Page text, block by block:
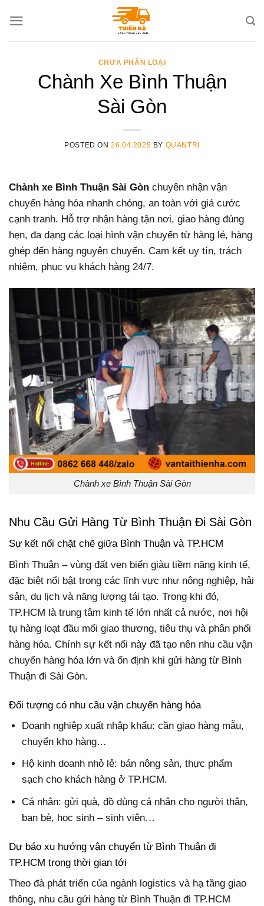
CHƯA PHÂN LOẠI
Chành Xe Bình Thuận
Sài Gòn
POSTED ON26.04.2025 BY QUANTRI
Chành xe Bình Thuận Sài Gòn chuyên nhận vận
chuyển hàng hóa nhanh chóng, an toàn với giá cước
cạnh tranh. Hỗ trợ nhận hàng tận nơi, giao hàng đúng
hẹn, đa dạng các loại hình vận chuyển từ hàng lẻ, hàng
ghép đến hàng nguyên chuyến. Cam kết uy tín, trách
nhiệm, phục vụ khách hàng 24/7.
Chành xe Bình Thuận Sài Gòn
Nhu Cầu Gửi Hàng Từ Bình Thuận Đi Sài Gòn
Sự kết nối chặt chẽ giữa Bình Thuận và TP.HCM
Bình Thuận – vùng đất ven biển giàu tiềm năng kinh tế,
đặc biệt nổi bật trong các lĩnh vực như nông nghiệp, hải
sản, du lịch và năng lượng tái tạo. Trong khi đó,
TP.HCM là trung tâm kinh tế lớn nhất cả nước, nơi hội
tụ hàng loạt đầu mối giao thương, tiêu thụ và phân phối
hàng hóa. Chính sự kết nối này đã tạo nên nhu cầu vận
chuyển hàng hóa lớn và ổn định khi gửi hàng từ Bình
Thuận đi Sài Gòn.
Đối tượng có nhu cầu vận chuyển hàng hóa
Doanh nghiệp xuất nhập khẩu: cần giao hàng mẫu,
chuyển kho hàng…
Hộ kinh doanh nhỏ lẻ: bán nông sản, thực phẩm
sạch cho khách hàng ở TP.HCM.
Cá nhân: gửi quà, đồ dùng cá nhân cho người thân,
bạn bè, học sinh – sinh viên…
Dự báo xu hướng vận chuyển từ Bình Thuận đi
TP.HCM trong thời gian tới
Theo đà phát triển của ngành logistics và hạ tầng giao
thông, nhu cầu gửi hàng từ Bình Thuận đi TP.HCM